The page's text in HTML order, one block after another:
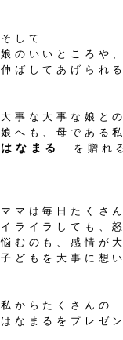
そして
娘のいいところや
伸ばしてあげられ
大事な大事な娘と
娘へも、母である
はなまる
を贈れ
ママは毎日たくさ
イライラしても、
悩むのも、感情が
子どもを大事に想
私からたくさんの
はなまるをプレゼ